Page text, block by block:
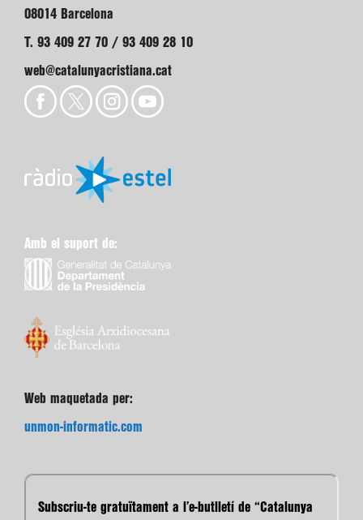
08014 Barcelona
T. 93 409 27 70 / 93 409 28 10
web@catalunyacristiana.cat
Amb el suport de:
Web maquetada per:
unmon-informatic.com
Subscriu-te gratuïtament a l’e-butlletí de “Catalunya